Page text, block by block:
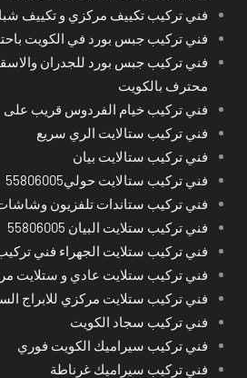
فني تركيب تكييف مركزي و تكييف
فني تركيب جبس بورد في الكويت
فني تركيب جبس بورد للجدران
محترف بالكويت
فني تركيب خيام الفردوس قريب
فني تركيب ستالايت الري سريع
فني تركيب ستالايت بيان
فني تركيب ستالايت حولي55806005
فني تركيب ستاندات تلفزيون
فني تركيب ستلايت البيان 55806005
فني تركيب ستلايت الجهراء فني
فني تركيب ستلايت عادي و ستلايت
فني تركيب ستلايت مركزي للابراج
فني تركيب سجاد الكويت
فني تركيب سيراميك الكويت فوري
فني تركيب سيراميك غرناطة